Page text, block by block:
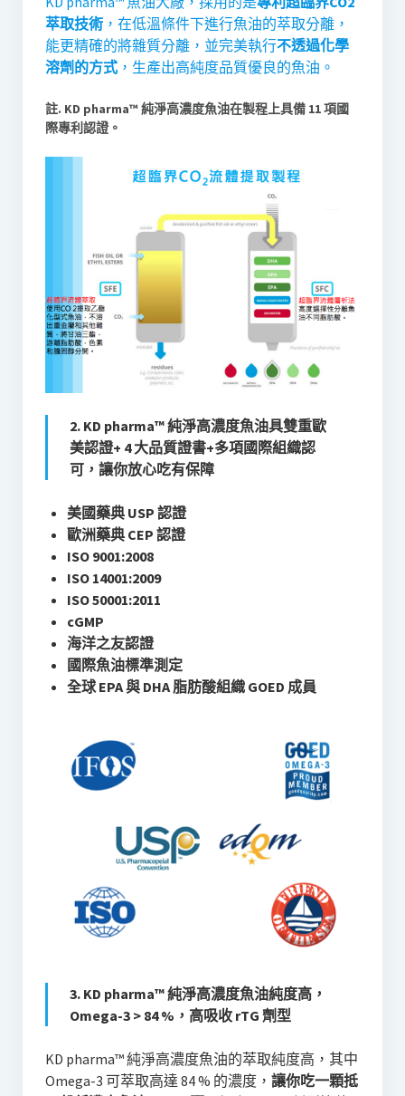
萃取技術，在低溫條件下進行魚油的萃取分離，
能更精確的將雜質分離，並完美執行不透過化學
溶劑的方式，生產出高純度品質優良的魚油。
註. KD pharma™️ 純淨高濃度魚油在製程上具備 11 項國
際專利認證。
2. KD pharma™️ 純淨高濃度魚油具雙重歐
美認證+ 4 大品質證書+多項國際組織認
可，讓你放心吃有保障
美國藥典 USP 認證
歐洲藥典 CEP 認證
ISO 9001:2008
ISO 14001:2009
ISO 50001:2011
cGMP
海洋之友認證
國際魚油標準測定
全球 EPA 與 DHA 脂肪酸組織 GOED 成員
3. KD pharma™️ 純淨高濃度魚油純度高，
Omega-3 > 84 %，高吸收 rTG 劑型
KD pharma™️ 純淨高濃度魚油的萃取純度高，其中
Omega-3 可萃取高達 84 % 的濃度， 讓你吃一顆抵